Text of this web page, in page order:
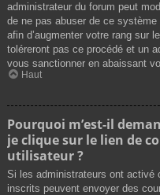
administrateur du forum peut
de ne pas abuser de ce
afin d’augmenter votre rang sur
toléreront pas ce procédé et un
vous sanctionner en abaissant
Haut
Pourquoi m’est-il
je clique sur le lien de
utilisateur ?
Si les administrateurs ont
inscrits peuvent envoyer des